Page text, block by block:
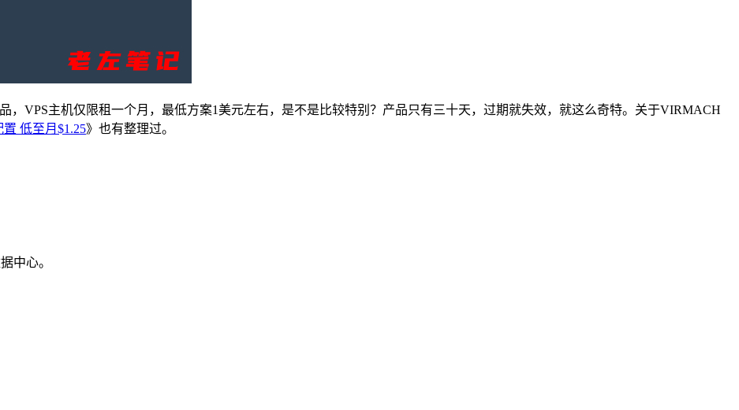
，VPS主机仅限租一个月，最低方案1美元左右，是不是比较特别？产品只有三十天，过期就失效，就这么奇特。关于VIRMACH
低至月$1.25》也有整理过。
中心。